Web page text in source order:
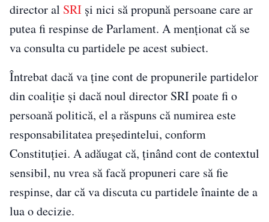
director al SRI și nici să propună persoane care ar
putea fi respinse de Parlament. A menționat că se
va consulta cu partidele pe acest subiect.
Întrebat dacă va ține cont de propunerile partidelor
din coaliție și dacă noul director SRI poate fi o
persoană politică, el a răspuns că numirea este
responsabilitatea președintelui, conform
Constituției. A adăugat că, ținând cont de contextul
sensibil, nu vrea să facă propuneri care să fie
respinse, dar că va discuta cu partidele înainte de a
lua o decizie.